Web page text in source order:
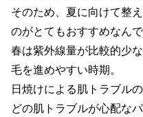
そのため、夏に向けて整
のがとてもおすすめなん
春は紫外線量が比較的少
毛を進めやすい時期。
日焼けによる肌トラブル
どの肌トラブルが心配な